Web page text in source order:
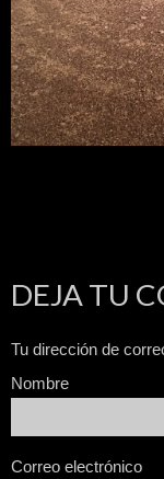
DEJA TU
Tu dirección de
Nombre
Correo electrónico